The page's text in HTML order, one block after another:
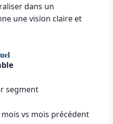
dans un
une vision claire et
segment
vs mois précédent